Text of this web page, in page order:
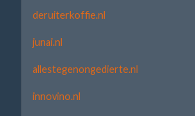
deruiterkoffie.nl
junai.nl
allestegenongedierte.nl
innovino.nl